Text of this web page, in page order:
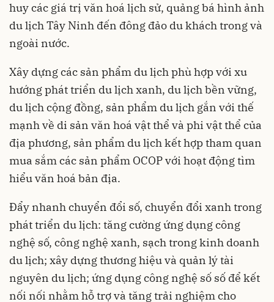
huy các giá trị văn hoá lịch sử, quảng bá hình ảnh
du lịch Tây Ninh đến đông đảo du khách trong và
ngoài nước.
Xây dựng các sản phẩm du lịch phù hợp với xu
hướng phát triển du lịch xanh, du lịch bền vững,
du lịch cộng đồng, sản phẩm du lịch gắn với thế
mạnh về di sản văn hoá vật thể và phi vật thể của
địa phương, sản phẩm du lịch kết hợp tham quan
mua sắm các sản phẩm OCOP với hoạt động tìm
hiểu văn hoá bản địa.
Đẩy nhanh chuyển đổi số, chuyển đổi xanh trong
phát triển du lịch: tăng cường ứng dụng công
nghệ số, công nghệ xanh, sạch trong kinh doanh
du lịch; xây dựng thương hiệu và quản lý tài
nguyên du lịch; ứng dụng công nghệ số số để kết
nối nối nhằm hỗ trợ và tăng trải nghiệm cho